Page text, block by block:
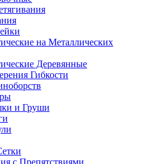
на Металлических
Деревянные
Гибкости
и Груши
с Препятствиями